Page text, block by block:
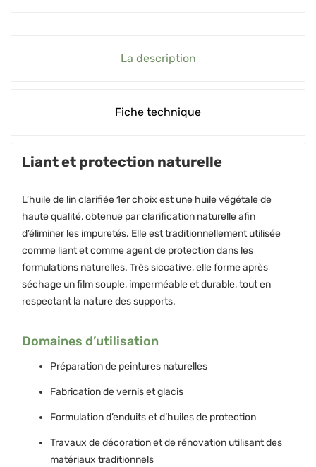
La description
Fiche technique
Liant et protection naturelle
L’huile de lin clarifiée 1er choix est une huile végétale de
haute qualité, obtenue par clarification naturelle afin
d’éliminer les impuretés. Elle est traditionnellement utilisée
comme liant et comme agent de protection dans les
formulations naturelles. Très siccative, elle forme après
séchage un film souple, imperméable et durable, tout en
respectant la nature des supports.
Domaines d’utilisation
Préparation de peintures naturelles
Fabrication de vernis et glacis
Formulation d’enduits et d’huiles de protection
Travaux de décoration et de rénovation utilisant des
matériaux traditionnels